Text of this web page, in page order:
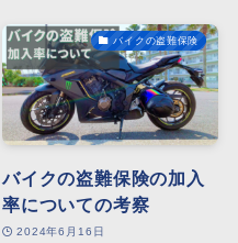
バイクの盗難保険
バイクの盗難保険の加入
率についての考察
2024年6月16日